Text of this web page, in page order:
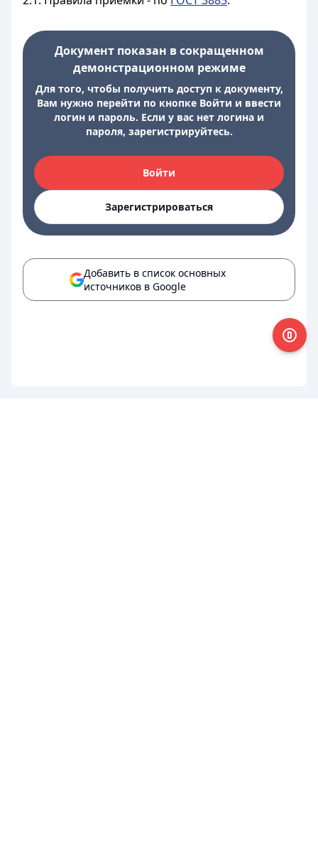
Документ показан в сокращенном
демонстрационном режиме
Для того, чтобы получить доступ к документу,
Вам нужно перейти по кнопке Войти и ввести
логин и пароль. Если у вас нет логина и
пароля, зарегистрируйтесь.
Войти
Зарегистрироваться
Добавить в список основных
источников в Google